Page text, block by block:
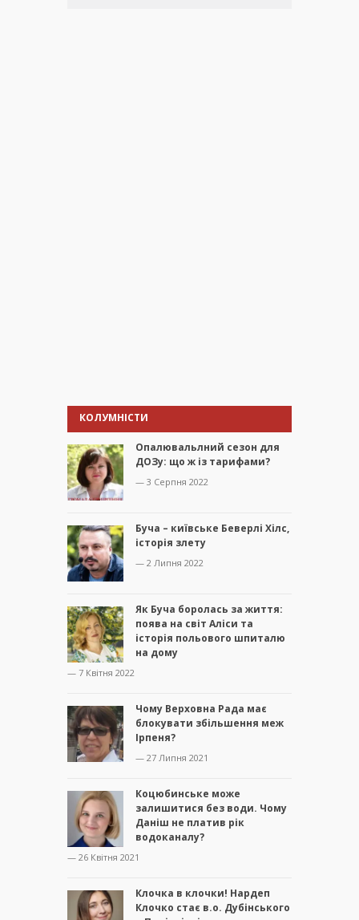
КОЛУМНІСТИ
Опалювальлний сезон для
ДОЗу: що ж із тарифами?
— 3 Серпня 2022
Буча – київське Беверлі Хілс,
історія злету
— 2 Липня 2022
Як Буча боролась за життя:
поява на світ Аліси та
історія польового шпиталю
на дому
— 7 Квітня 2022
Чому Верховна Рада має
блокувати збільшення меж
Ірпеня?
— 27 Липня 2021
Коцюбинське може
залишитися без води. Чому
Даніш не платив рік
водоканалу?
— 26 Квітня 2021
Клочка в клочки! Нардеп
Клочко стає в.о. Дубінського